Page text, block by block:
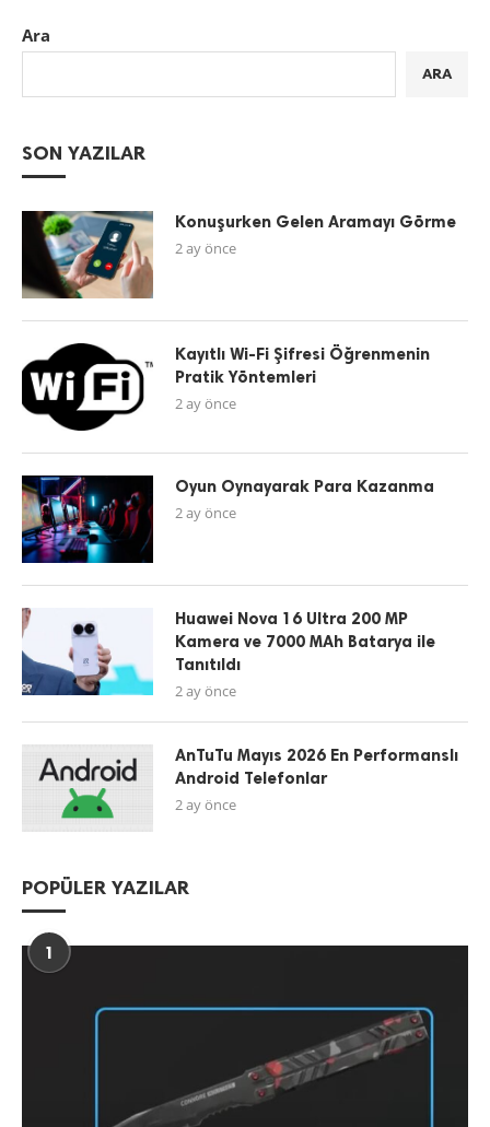
Ara
ARA
SON YAZILAR
Konuşurken Gelen Aramayı Görme
2 ay önce
Kayıtlı Wi-Fi Şifresi Öğrenmenin
Pratik Yöntemleri
2 ay önce
Oyun Oynayarak Para Kazanma
2 ay önce
Huawei Nova 16 Ultra 200 MP
Kamera ve 7000 MAh Batarya ile
Tanıtıldı
2 ay önce
AnTuTu Mayıs 2026 En Performanslı
Android Telefonlar
2 ay önce
POPÜLER YAZILAR
1